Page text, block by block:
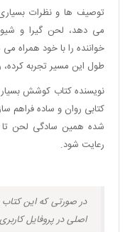
توصیف ها و نظرات
می دهد، لحن گیرا و
خواننده را با خود همراه
طول این مسیر تجربه کرده،
نویسنده کتاب کوشش بسیار
کتابی روان و ساده فراهم
شده همین سادگی لحن تا
رعایت شود.
در صورتی که این کتاب
اصلی در پروفایل